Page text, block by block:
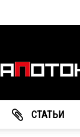
агентство
CТАТЬИ